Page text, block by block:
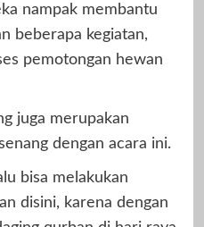
nampak membantu
beberapa kegiatan,
pemotongan hewan
juga merupakan
dengan acara ini.
bisa melakukan
disini, karena dengan